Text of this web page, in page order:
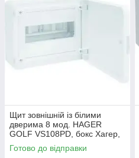
Щит зовнішній із білими
дверима 8 мод. HAGER
GOLF VS108РD, бокс Хагер,
шафа розподільна для
автоматів
Готово до відправки